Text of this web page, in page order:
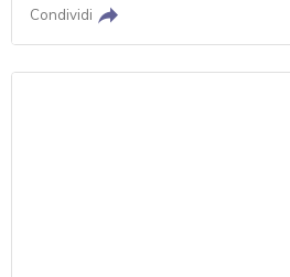
Condividi